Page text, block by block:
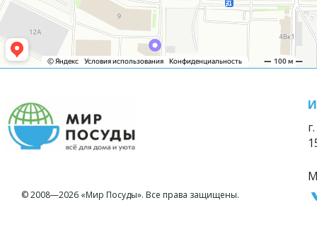
© 2008—2026 «Мир Посуды». Все права защищены.